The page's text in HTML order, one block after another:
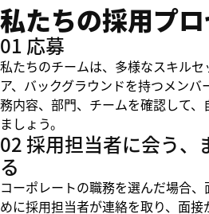
私たちの採用プ
01 応募
私たちのチームは、多様なスキル
ア、バックグラウンドを持つメンバ
務内容、部門、チームを確認して
ましょう。
02 採用担当者に会う、
る
コーポレートの職務を選んだ場合
めに採用担当者が連絡を取り、面